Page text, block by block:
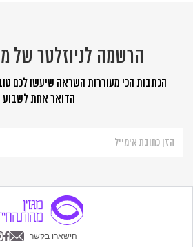
הרשמה לניוזלטר של
הכתבות הכי מעוררות השראה שיעשו לכם
הדואר אחת לשבוע
לניוזלטר
החיים
הישארו בקשר